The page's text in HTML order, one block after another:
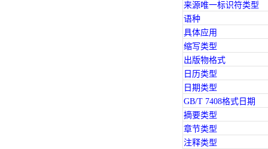
来源唯一标识符类型
语种
具体应用
缩写类型
出版物格式
日历类型
日期类型
GB/T 7408格式日期
摘要类型
章节类型
注释类型